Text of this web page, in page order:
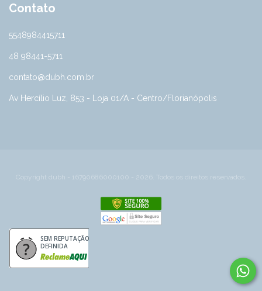
Contato
5548984415711
48 98441-5711
contato@dubh.com.br
Av Hercílio Luz, 853 - Loja 01/A - Centro/Florianópolis
Copyright dubh - 16790686000100 - 2026. Todos os direitos reservados.
SEM REPUTAÇÃO
DEFINIDA